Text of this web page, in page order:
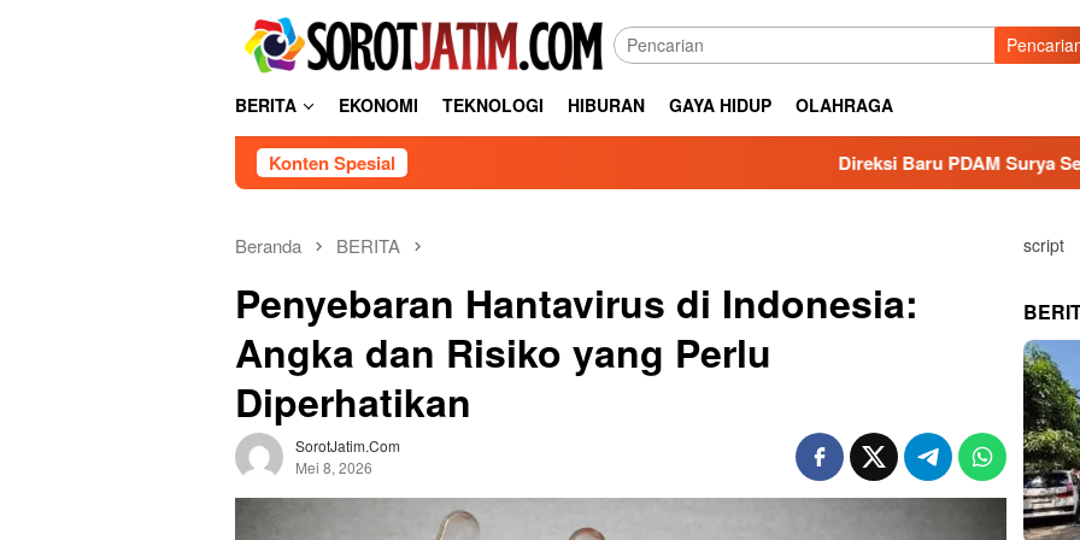
BERITA EKONOMI TEKNOLOGI HIBURAN GAYA HIDUP OLAHRAGA
Konten Spesial Direksi Baru PDAM Surya Sembada
Beranda BERITA
Penyebaran Hantavirus di Indonesia:
Angka dan Risiko yang Perlu
Diperhatikan
SorotJatim.com
Mei 8, 2026
script